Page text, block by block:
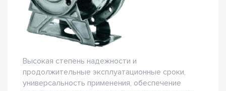
Высокая степень надежности и
продолжительные эксплуатационные сроки,
универсальность применения, обеспечение